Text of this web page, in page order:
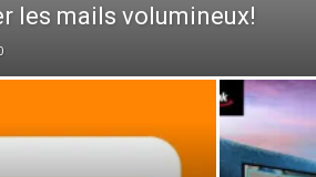
les mails volumineux!